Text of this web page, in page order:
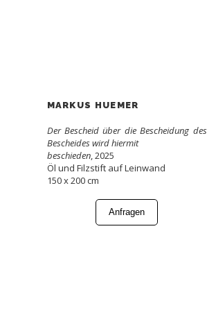
MARKUS HUEMER
Der Bescheid über die Bescheidung des
Bescheides wird hiermit
beschieden, 2025
Öl und Filzstift auf Leinwand
150 x 200 cm
Anfragen